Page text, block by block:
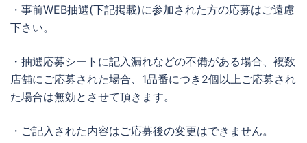
・事前WEB抽選(下記掲載)に参加された方の応募はご遠慮
下さい。
・抽選応募シートに記入漏れなどの不備がある場合、複数
店舗にご応募された場合、1品番につき2個以上ご応募され
た場合は無効とさせて頂きます。
・ご記入された内容はご応募後の変更はできません。